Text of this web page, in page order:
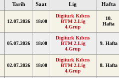
Tarih Saat Lig Hafta
12.07.2026 18:00
Digiturk Kıbrıs
BTM 2.Lig
4.Grup
10.
Hafta
05.07.2026 18:00
Digiturk Kıbrıs
BTM 2.Lig
4.Grup
9. Hafta
02.07.2026 18:00
Digiturk Kıbrıs
BTM 2.Lig
4.Grup
8. Hafta